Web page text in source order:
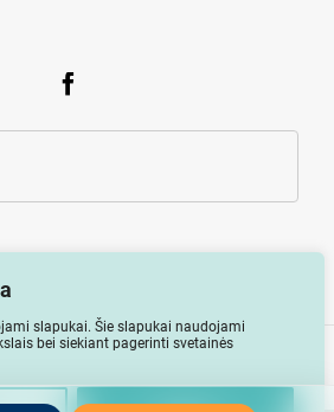
slapukai. Šie slapukai naudojami
bei siekiant pagerinti svetainės
saugomos © Auto-lizingu.lt 2026